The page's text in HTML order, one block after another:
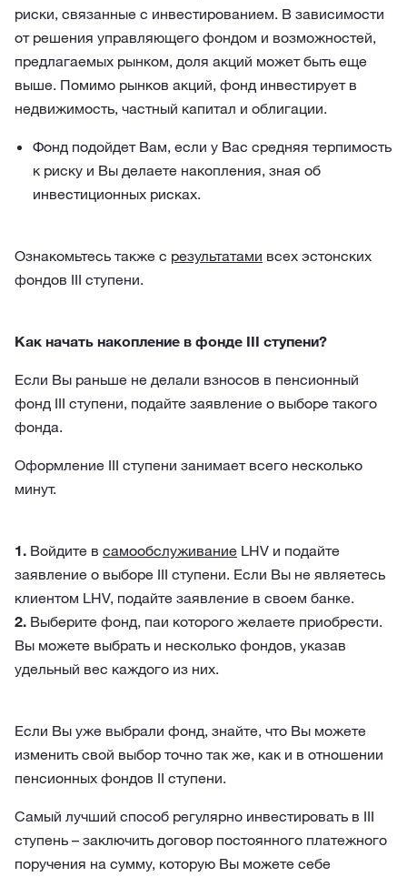
риски, связанные с инвестированием. В зависимости
от решения управляющего фондом и возможностей,
предлагаемых рынком, доля акций может быть еще
выше. Помимо рынков акций, фонд инвестирует в
недвижимость, частный капитал и облигации.
Фонд подойдет Вам, если у Вас средняя терпимость
к риску и Вы делаете накопления, зная об
инвестиционных рисках.
Ознакомьтесь также с результатами всех эстонских
фондов III ступени.
Как начать накопление в фонде III ступени?
Если Вы раньше не делали взносов в пенсионный
фонд III ступени, подайте заявление о выборе такого
фонда.
Оформление III ступени занимает всего несколько
минут.
1. Войдите в самообслуживание LHV и подайте
заявление о выборе III ступени. Если Вы не являетесь
клиентом LHV, подайте заявление в своем банке.
2. Выберите фонд, паи которого желаете приобрести.
Вы можете выбрать и несколько фондов, указав
удельный вес каждого из них.
Если Вы уже выбрали фонд, знайте, что Вы можете
изменить свой выбор точно так же, как и в отношении
пенсионных фондов II ступени.
Самый лучший способ регулярно инвестировать в III
ступень – заключить договор постоянного платежного
поручения на сумму, которую Вы можете себе